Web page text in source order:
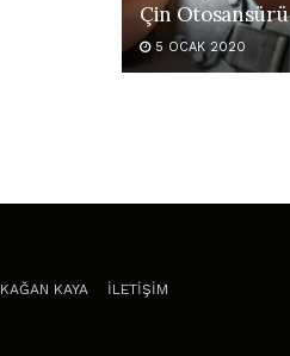
Çin Otosansürü
5 OCAK 2020
KAĞAN KAYA İLETİŞİM